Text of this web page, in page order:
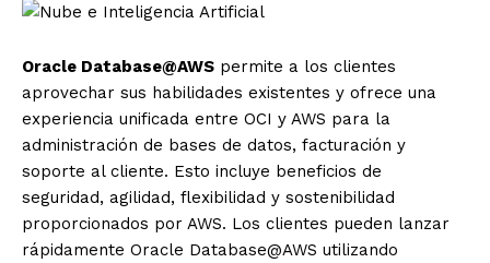
Oracle Database@AWS permite a los clientes
aprovechar sus habilidades existentes y ofrece una
experiencia unificada entre OCI y AWS para la
administración de bases de datos, facturación y
soporte al cliente. Esto incluye beneficios de
seguridad, agilidad, flexibilidad y sostenibilidad
proporcionados por AWS. Los clientes pueden lanzar
rápidamente Oracle Database@AWS utilizando